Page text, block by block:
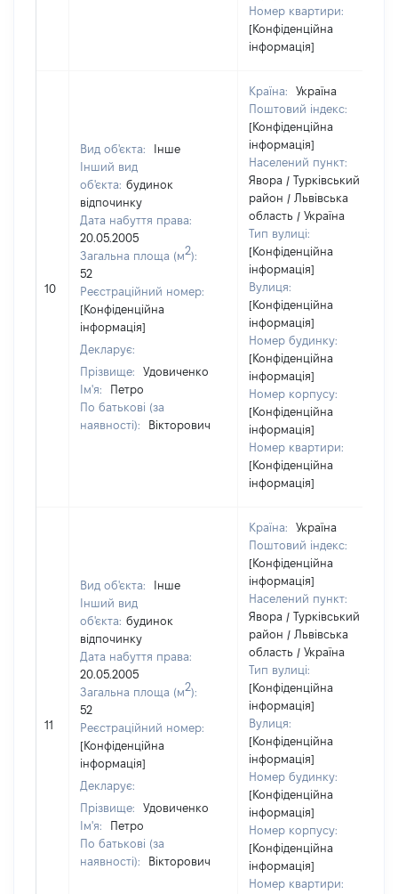
Номер квартири:
[Конфіденційна
інформація]
10
Вид об'єкта:
Інше
Інший вид
об'єкта: будинок
відпочинку
Дата набуття права:
20.05.2005
Загальна площа (м2):
52
Реєстраційний номер:
[Конфіденційна
інформація]
Декларує:
Прізвище:
Удовиченко
Ім'я:
Петро
По батькові (за
наявності):
Вікторович
Країна:
Україна
Поштовий індекс:
[Конфіденційна
інформація]
Населений пункт:
Явора / Турківський
район / Львівська
область / Україна
Тип вулиці:
[Конфіденційна
інформація]
Вулиця:
[Конфіденційна
інформація]
Номер будинку:
[Конфіденційна
інформація]
Номер корпусу:
[Конфіденційна
інформація]
Номер квартири:
[Конфіденційна
інформація]
11
Вид об'єкта:
Інше
Інший вид
об'єкта: будинок
відпочинку
Дата набуття права:
20.05.2005
Загальна площа (м2):
52
Реєстраційний номер:
[Конфіденційна
інформація]
Декларує:
Прізвище:
Удовиченко
Ім'я:
Петро
По батькові (за
наявності):
Вікторович
Країна:
Україна
Поштовий індекс:
[Конфіденційна
інформація]
Населений пункт:
Явора / Турківський
район / Львівська
область / Україна
Тип вулиці:
[Конфіденційна
інформація]
Вулиця:
[Конфіденційна
інформація]
Номер будинку:
[Конфіденційна
інформація]
Номер корпусу:
[Конфіденційна
інформація]
Номер квартири: